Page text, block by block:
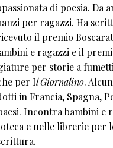
di poesia. Da
per ragazzi. Ha
il premio
e ragazzi e il
per storie a
per Il Giornalino.
in Francia, Spagna,
Incontra bambini e
e nelle librerie per